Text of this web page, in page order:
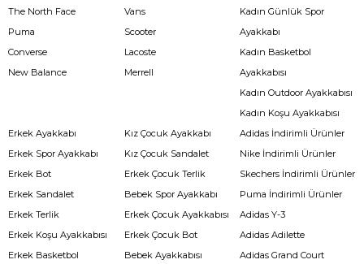
The North Face
Puma
Converse
New Balance
Vans
Scooter
Lacoste
Merrell
Kadın Günlük Spor
Ayakkabı
Kadın Basketbol
Ayakkabısı
Kadın Outdoor Ayakkabısı
Kadın Koşu Ayakkabısı
Erkek Ayakkabı
Erkek Spor Ayakkabı
Erkek Bot
Erkek Sandalet
Erkek Terlik
Erkek Koşu Ayakkabısı
Erkek Basketbol
Kız Çocuk Ayakkabı
Kız Çocuk Sandalet
Erkek Çocuk Terlik
Bebek Spor Ayakkabı
Erkek Çocuk Ayakkabısı
Erkek Çocuk Bot
Bebek Ayakkabısı
Adidas İndirimli Ürünler
Nike İndirimli Ürünler
Skechers İndirimli Ürünler
Puma İndirimli Ürünler
Adidas Y-3
Adidas Adilette
Adidas Grand Court